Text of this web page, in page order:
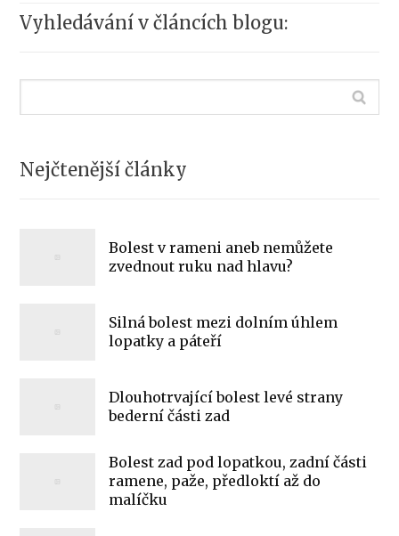
Vyhledávání v článcích blogu:
Nejčtenější články
Bolest v rameni aneb nemůžete
zvednout ruku nad hlavu?
Silná bolest mezi dolním úhlem
lopatky a páteří
Dlouhotrvající bolest levé strany
bederní části zad
Bolest zad pod lopatkou, zadní části
ramene, paže, předloktí až do
malíčku